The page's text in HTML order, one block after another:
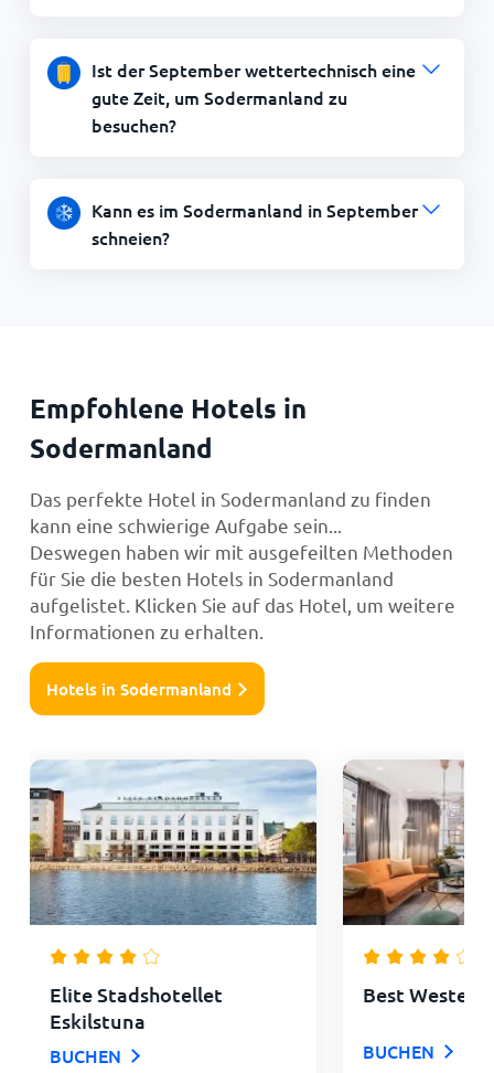
Ist der September wettertechnisch eine
gute Zeit, um Sodermanland zu
besuchen?
Kann es im Sodermanland in September
schneien?
Empfohlene Hotels in
Sodermanland
Das perfekte Hotel in Sodermanland zu finden
kann eine schwierige Aufgabe sein...
Deswegen haben wir mit ausgefeilten Methoden
für Sie die besten Hotels in Sodermanland
aufgelistet. Klicken Sie auf das Hotel, um weitere
Informationen zu erhalten.
Hotels in Sodermanland
Elite Stadshotellet
Eskilstuna
BUCHEN
Best Western
BUCHEN